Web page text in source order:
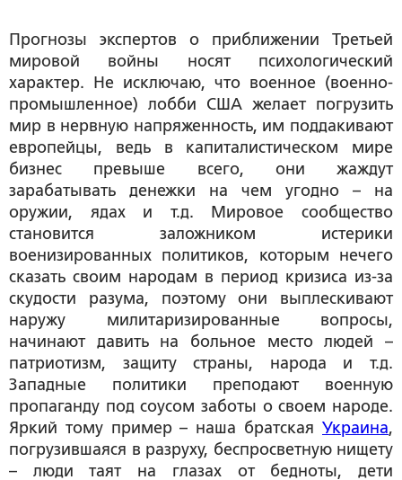
Прогнозы экспертов о приближении Третьей
мировой войны носят психологический
характер. Не исключаю, что военное (военно-
промышленное) лобби США желает погрузить
мир в нервную напряженность, им поддакивают
европейцы, ведь в капиталистическом мире
бизнес превыше всего, они жаждут
зарабатывать денежки на чем угодно – на
оружии, ядах и т.д. Мировое сообщество
становится заложником истерики
военизированных политиков, которым нечего
сказать своим народам в период кризиса из-за
скудости разума, поэтому они выплескивают
наружу милитаризированные вопросы,
начинают давить на больное место людей –
патриотизм, защиту страны, народа и т.д.
Западные политики преподают военную
пропаганду под соусом заботы о своем народе.
Яркий тому пример – наша братская Украина,
погрузившаяся в разруху, беспросветную нищету
– люди таят на глазах от бедноты, дети